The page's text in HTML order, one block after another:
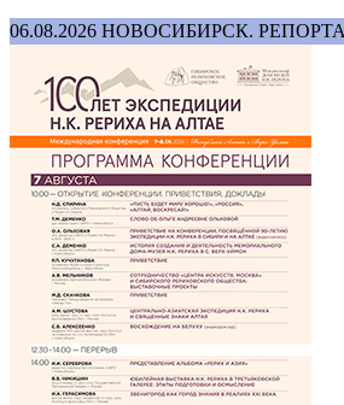
06.08.2026 НОВОСИБИРСК.